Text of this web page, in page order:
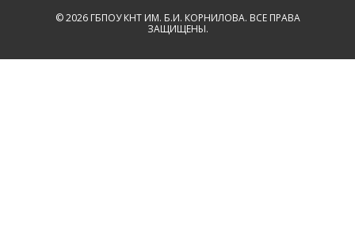
© 2026 ГБПОУ КНТ ИМ. Б.И. КОРНИЛОВА. ВСЕ ПРАВА
ЗАЩИЩЕНЫ.